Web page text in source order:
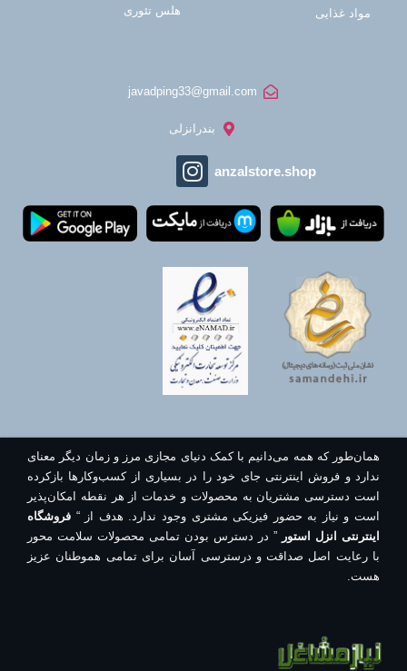
مواد غذایی هلس تئوری
javadping33@gmail.com
بندرانزلی
anzalstore.shop
همان‌طور که همه می‌دانیم با کمک دنیای مجازی مرز و زمان دیگر معنای
ندارد و فروش اینترنتی جای خود را در بسیاری از کسب‌وکارها بازکرده
است دسترسی مشتریان به محصولات و خدمات از هر نقطه امکان‌پذیر
است و نیاز به حضور فیزیکی مشتری وجود ندارد. هدف از “ فروشگاه
اینترنتی انزل استور ” در دسترس بودن تمامی محصولات سلامت محور
با رعایت اصل صداقت و درسترسی آسان برای تمامی هموطنان عزیز
هست.